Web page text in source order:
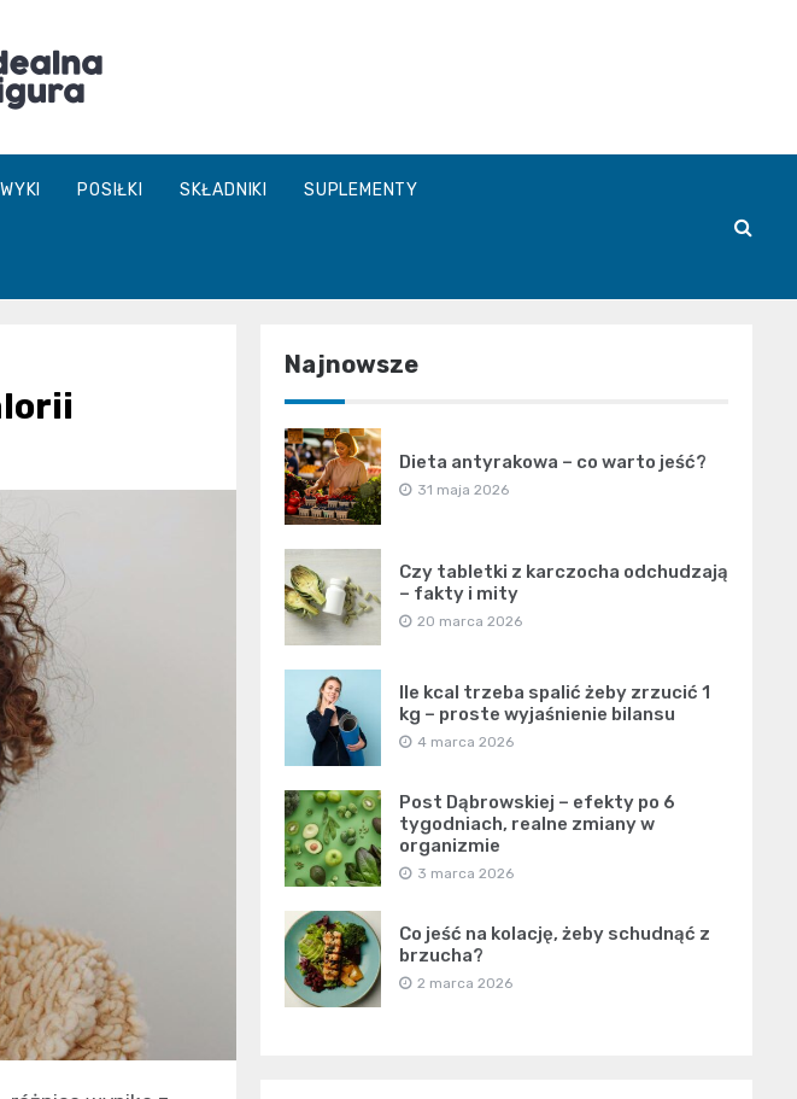
POSIŁKI SKŁADNIKI SUPLEMENTY
Najnowsze
Dieta antyrakowa – co warto jeść?
31 maja 2026
Czy tabletki z karczocha odchudzają
– fakty i mity
20 marca 2026
Ile kcal trzeba spalić żeby zrzucić 1
kg – proste wyjaśnienie bilansu
4 marca 2026
Post Dąbrowskiej – efekty po 6
tygodniach, realne zmiany w
organizmie
3 marca 2026
Co jeść na kolację, żeby schudnąć z
brzucha?
2 marca 2026